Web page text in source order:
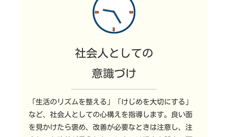
社会人としての
意識づけ
「生活のリズムを整える」「けじめを大切にする」
など、社会人としての心構えを指導します。良い面
を見かけたら褒め、改善が必要なときは注意し、注